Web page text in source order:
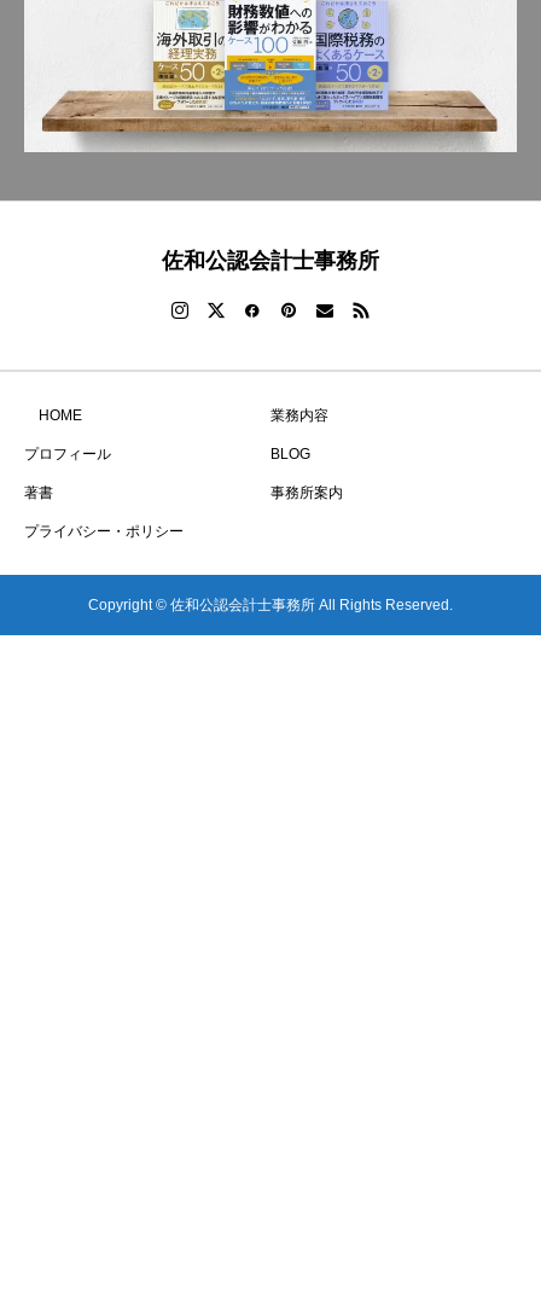
佐和公認会計士事務所
HOME 業務内容
プロフィール BLOG
著書 事務所案内
プライバシー・ポリシー
Copyright © 佐和公認会計士事務所 All Rights Reserved.